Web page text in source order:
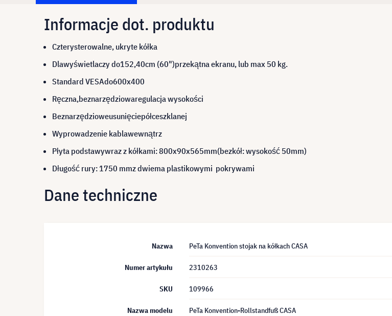
Informacje dot. produktu
Czterysterowalne, ukryte kółka
Dlawyświetlaczy do152,40cm (60")przekątna ekranu, lub max 50 kg.
Standard VESAdo600x400
Ręczna,beznarzędziowaregulacja wysokości
Beznarzędzioweusunięciepółceszklanej
Wyprowadzenie kablawewnątrz
Płyta podstawywraz z kółkami:800x90x565mm(bezkół: wysokość 50mm)
Długość rury: 1750 mmz dwiema plastikowymi pokrywami
Dane techniczne
Nazwa PeTa Konvention stojak na kółkach CASA
Numer artykułu 2310263
SKU 109966
Nazwa modelu PeTa Konvention-Rollstandfuß CASA